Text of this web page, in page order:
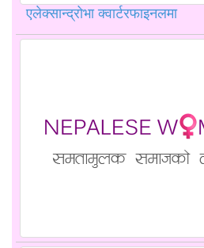
एलेक्सान्द्रोभा क्वार्टरफाइनलमा